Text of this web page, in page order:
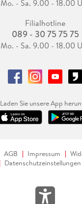
Mo. - Sa. 9.00 - 18.00
Filialhotline
089 - 30 75 75 75
Mo. - Sa. 9.00 - 18.00
Laden Sie unsere App
AGB Impressum
Datenschutzeinstellungen